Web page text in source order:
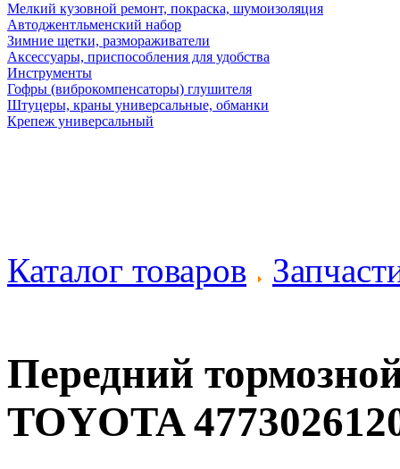
Мелкий кузовной ремонт, покраска, шумоизоляция
Автоджентльменский набор
Зимние щетки, размораживатели
Аксессуары, приспособления для удобства
Инструменты
Гофры (виброкомпенсаторы) глушителя
Штуцеры, краны универсальные, обманки
Крепеж универсальный
Каталог товаров
Передний
TOYOTA